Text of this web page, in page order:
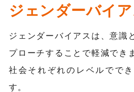
ジェンダーバイ
ジェンダーバイアスは、意識
プローチすることで軽減でき
社会それぞれのレベルでで
す。